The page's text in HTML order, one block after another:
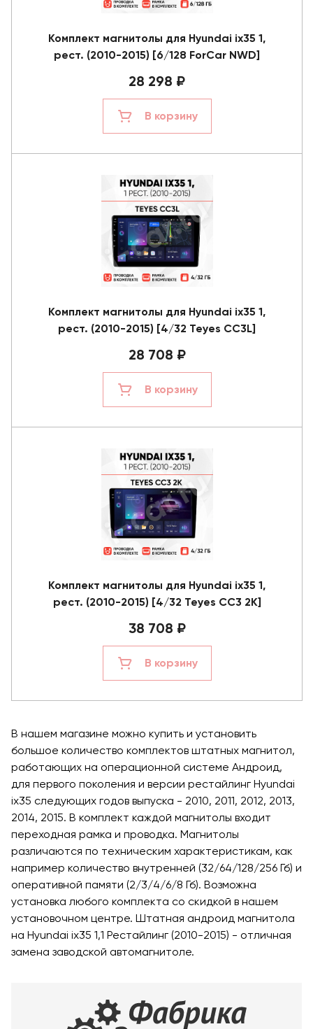
Комплект магнитолы для Hyundai ix35 1,
рест. (2010-2015) [6/128 ForCar NWD]
28 298 ₽
В корзину
Комплект магнитолы для Hyundai ix35 1,
рест. (2010-2015) [4/32 Teyes CC3L]
28 708 ₽
В корзину
Комплект магнитолы для Hyundai ix35 1,
рест. (2010-2015) [4/32 Teyes CC3 2K]
38 708 ₽
В корзину
В нашем магазине можно купить и установить
большое количество комплектов штатных магнитол,
работающих на операционной системе Андроид,
для первого поколения и версии рестайлинг Hyundai
ix35 следующих годов выпуска - 2010, 2011, 2012, 2013,
2014, 2015. В комплект каждой магнитолы входит
переходная рамка и проводка. Магнитолы
различаются по техническим характеристикам, как
например количество внутренней (32/64/128/256 Гб) и
оперативной памяти (2/3/4/6/8 Гб). Возможна
установка любого комплекта со скидкой в нашем
установочном центре. Штатная андроид магнитола
на Hyundai ix35 1,1 Рестайлинг (2010-2015) - отличная
замена заводской автомагнитоле.